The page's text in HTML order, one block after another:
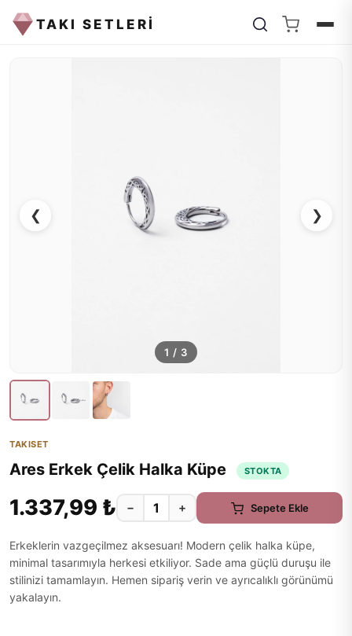
TAKI SETLERİ
❮ ❯
1 / 3
TAKISET
Ares Erkek Çelik Halka Küpe STOKTA
1.337,99 ₺ − + Sepete Ekle
Erkeklerin vazgeçilmez aksesuarı! Modern çelik halka küpe,
minimal tasarımıyla herkesi etkiliyor. Sade ama güçlü duruşu ile
stilinizi tamamlayın. Hemen sipariş verin ve ayrıcalıklı görünümü
yakalayın.